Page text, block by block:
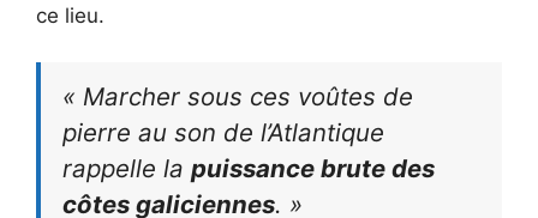
ce lieu.
« Marcher sous ces voûtes de
pierre au son de l’Atlantique
rappelle la puissance brute des
côtes galiciennes. »